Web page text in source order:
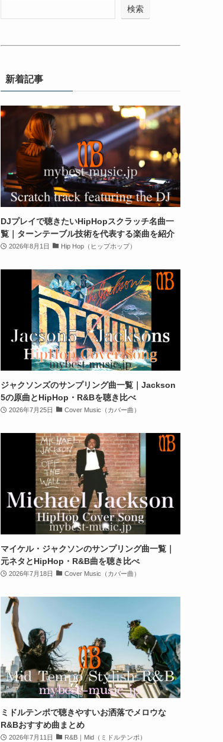
検索
新着記事
DJプレイで聴きたいHipHopスクラッチ名曲一
覧｜ターンテーブル技術を代表する楽曲を紹介
2026年8月1日 Hip Hop（ヒップホップ）
ジャクソンズのサンプリング曲一覧｜Jackson
5の原曲とHipHop・R&Bを聴き比べ
2026年7月25日 Cover Music（カバー曲）
マイケル・ジャクソンのサンプリング曲一覧｜
元ネタとHipHop・R&B曲を聴き比べ
2026年7月18日 Cover Music（カバー曲）
ミドルテンポで聴きやすいお洒落でメロウな
R&Bおすすめ曲まとめ
2026年7月11日 R&B｜Mid（ミドルテンポ）